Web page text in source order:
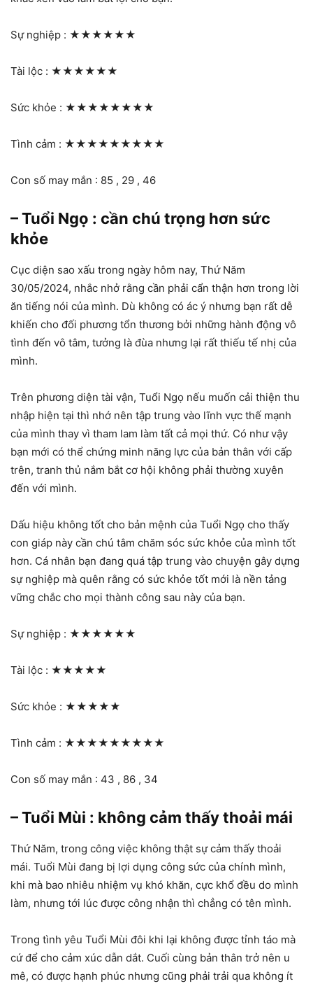
Sự nghiệp : ★★★★★★
Tài lộc : ★★★★★★
Sức khỏe : ★★★★★★★★
Tình cảm : ★★★★★★★★★
Con số may mắn : 85 , 29 , 46
– Tuổi Ngọ : cần chú trọng hơn sức
khỏe
Cục diện sao xấu trong ngày hôm nay, Thứ Năm
30/05/2024, nhắc nhở rằng cần phải cẩn thận hơn trong lời
ăn tiếng nói của mình. Dù không có ác ý nhưng bạn rất dễ
khiến cho đối phương tổn thương bởi những hành động vô
tình đến vô tâm, tưởng là đùa nhưng lại rất thiếu tế nhị của
mình.
Trên phương diện tài vận, Tuổi Ngọ nếu muốn cải thiện thu
nhập hiện tại thì nhớ nên tập trung vào lĩnh vực thế mạnh
của mình thay vì tham lam làm tất cả mọi thứ. Có như vậy
bạn mới có thể chứng minh năng lực của bản thân với cấp
trên, tranh thủ nắm bắt cơ hội không phải thường xuyên
đến với mình.
Dấu hiệu không tốt cho bản mệnh của Tuổi Ngọ cho thấy
con giáp này cần chú tâm chăm sóc sức khỏe của mình tốt
hơn. Cá nhân bạn đang quá tập trung vào chuyện gây dựng
sự nghiệp mà quên rằng có sức khỏe tốt mới là nền tảng
vững chắc cho mọi thành công sau này của bạn.
Sự nghiệp : ★★★★★★
Tài lộc : ★★★★★
Sức khỏe : ★★★★★
Tình cảm : ★★★★★★★★★
Con số may mắn : 43 , 86 , 34
– Tuổi Mùi : không cảm thấy thoải mái
Thứ Năm, trong công việc không thật sự cảm thấy thoải
mái. Tuổi Mùi đang bị lợi dụng công sức của chính mình,
khi mà bao nhiêu nhiệm vụ khó khăn, cực khổ đều do mình
làm, nhưng tới lúc được công nhận thì chẳng có tên mình.
Trong tình yêu Tuổi Mùi đôi khi lại không được tỉnh táo mà
cứ để cho cảm xúc dẫn dắt. Cuối cùng bản thân trở nên u
mê, có được hạnh phúc nhưng cũng phải trải qua không ít